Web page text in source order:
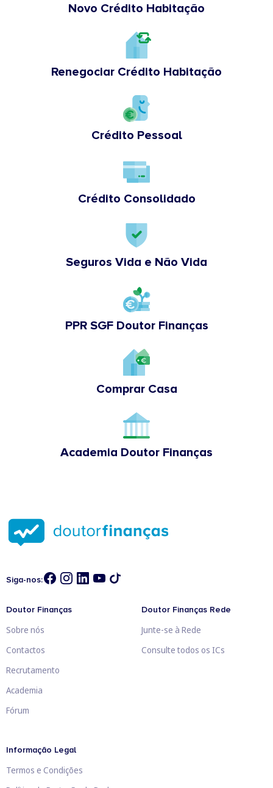
Novo Crédito Habitação
Renegociar Crédito Habitação
Crédito Pessoal
Crédito Consolidado
Seguros Vida e Não Vida
PPR SGF Doutor Finanças
Comprar Casa
Academia Doutor Finanças
Siga-nos:
Doutor Finanças
Sobre nós
Contactos
Recrutamento
Academia
Fórum
Doutor Finanças Rede
Junte-se à Rede
Consulte todos os ICs
Informação Legal
Termos e Condições